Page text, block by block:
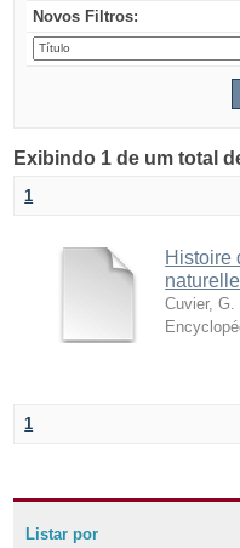
Novos Filtros:
Exibindo 1 de um total
1
Histoire
Cuvier, G.
1
Listar por